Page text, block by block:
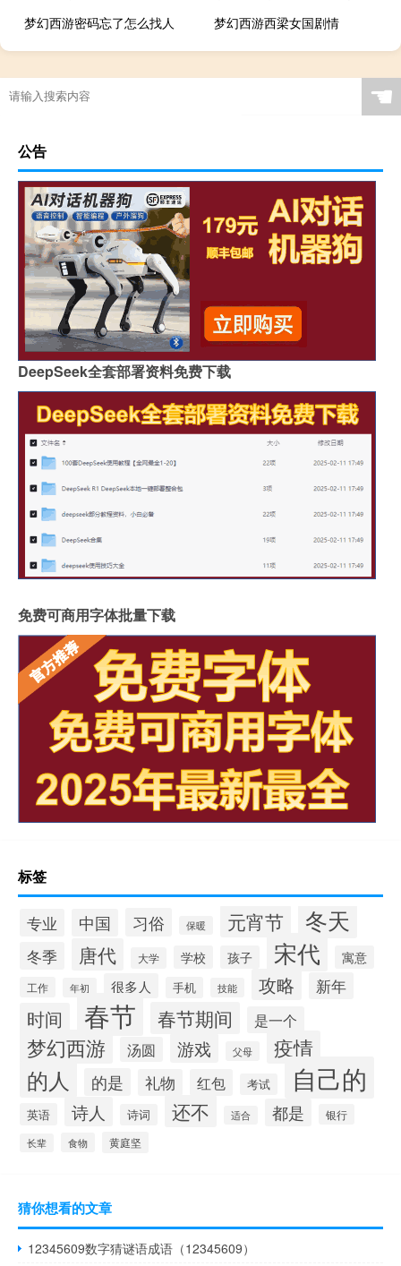
梦幻西游密码忘了怎么找人
梦幻西游西梁女国剧情
☚
公告
DeepSeek全套部署资料免费下载
免费可商用字体批量下载
标签
专业 中国 习俗 保暖 元宵节 冬天
冬季 唐代 大学 学校 孩子 宋代 寓意
工作 年初 很多人 手机 技能 攻略 新年
时间 春节 春节期间 是一个
梦幻西游 汤圆 游戏 父母 疫情
的人 的是 礼物 红包 考试 自己的
英语 诗人 诗词 还不 适合 都是 银行
长辈 食物 黄庭坚
猜你想看的文章
12345609数字猜谜语成语（12345609）